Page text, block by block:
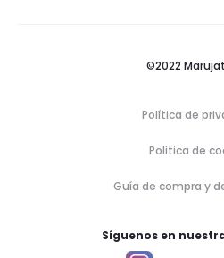
©2022
Política de
Politica de
Guía de compra y
Síguenos en